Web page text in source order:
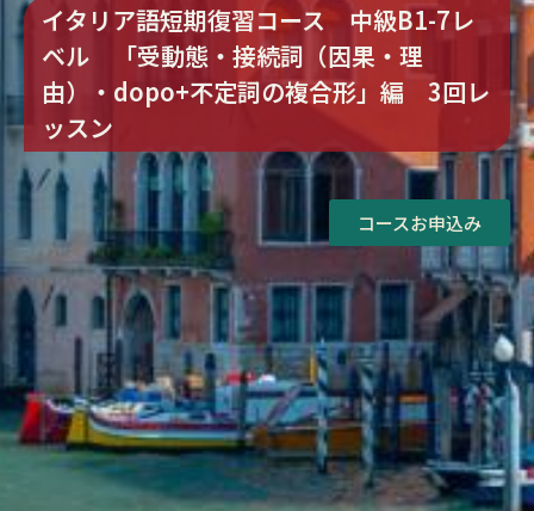
イタリア語短期復習コース 中級B1-7レ
ベル 「受動態・接続詞（因果・理
由）・dopo+不定詞の複合形」編 3回レ
ッスン
コースお申込み